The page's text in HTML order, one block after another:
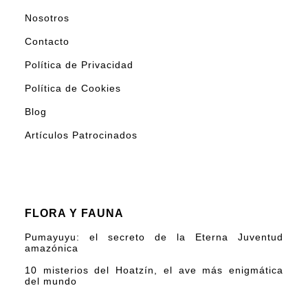
Nosotros
Contacto
Política de Privacidad
Política de Cookies
Blog
Artículos Patrocinados
FLORA Y FAUNA
Pumayuyu: el secreto de la Eterna Juventud
amazónica
10 misterios del Hoatzín, el ave más enigmática
del mundo